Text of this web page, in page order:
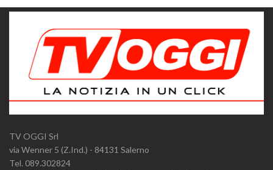
TV OGGI Srl
via Wenner 5 (Z.Ind.) - 84131 Salerno
Tel. 089.302824